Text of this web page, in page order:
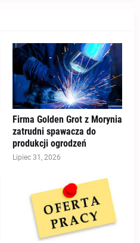
Firma Golden Grot z Morynia
zatrudni spawacza do
produkcji ogrodzeń
Lipiec 31, 2026